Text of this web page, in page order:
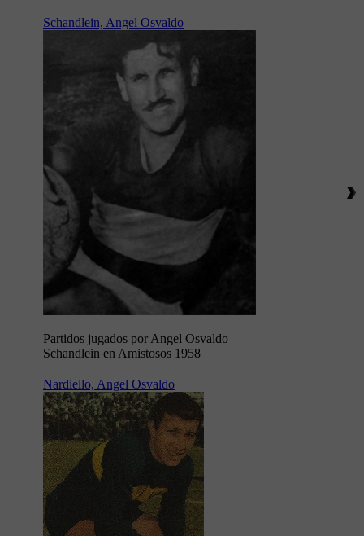
Schandlein, Angel Osvaldo
Partidos jugados por Angel Osvaldo
Schandlein en Amistosos 1958
Nardiello, Angel Osvaldo